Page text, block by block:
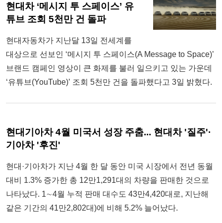
현대차 ‘메시지 투 스페이스’ 유
튜브 조회 5천만 건 돌파
현대자동차가 지난달 13일 전세계를
대상으로 선보인 ‘메시지 투 스페이스(A Message to Space)’
브랜드 캠페인 영상이 큰 화제를 불러 일으키고 있는 가운데
‘유튜브(YouTube)’ 조회 5천만 건을 돌파했다고 3일 밝혔다.
현대기아차 4월 미국서 성장 주춤... 현대차 '질주'·
기아차 '후진'
현대·기아차가 지난 4월 한 달 동안 미국 시장에서 전년 동월
대비 1.3% 증가한 총 12만1,291대의 차량을 판매한 것으로
나타났다. 1∼4월 누적 판매 대수도 43만4,420대로, 지난해
같은 기간의 41만2,802대)에 비해 5.2% 늘어났다.